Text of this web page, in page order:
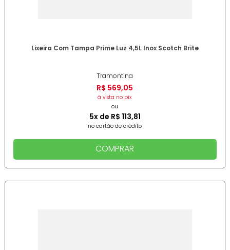
Lixeira Com Tampa Prime Luz 4,5L Inox Scotch Brite
Tramontina
R$ 569,05
à vista no pix
ou
5x de R$ 113,81
no cartão de crédito
COMPRAR